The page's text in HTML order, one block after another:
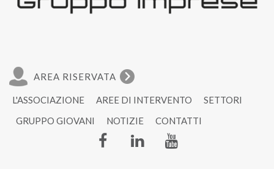
AREA RISERVATA
L'ASSOCIAZIONE AREE DI INTERVENTO
SETTORI
GRUPPO GIOVANI
NOTIZIE CONTATTI